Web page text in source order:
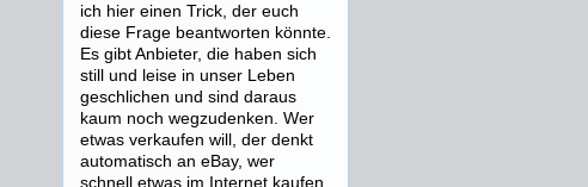
ich hier einen Trick, der euch
diese Frage beantworten könnte.
Es gibt Anbieter, die haben sich
still und leise in unser Leben
geschlichen und sind daraus
kaum noch wegzudenken. Wer
etwas verkaufen will, der denkt
automatisch an eBay, wer
schnell etwas im Internet kaufen